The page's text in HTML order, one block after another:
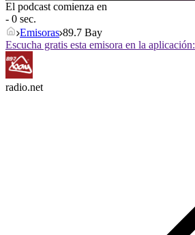
El podcast comienza en
- 0 sec.
Emisoras 89.7 Bay
Escucha gratis esta emisora en la aplicación:
radio.net